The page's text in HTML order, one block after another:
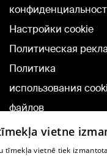
Настройки cookie
Политическая
Политика
использования
файлов
Добавление
комментариев
vietne
tīmekļa vietnē tiek